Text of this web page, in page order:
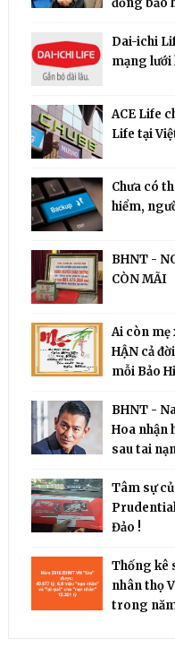
đồng bảo
Dai-ichi
mạng lưới
ACE Life
Life tại
Chưa có
hiểm,
BHNT -
CÒN MÃI
Ai còn mẹ
HẬN cả
mỗi Bảo
BHNT -
Hoa nhận
sau tai
Tâm sự
Đảo !
Thống kê
nhân thọ
trong